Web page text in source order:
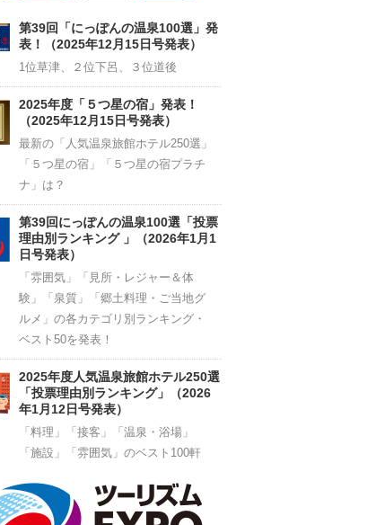
Channel
第39回「にっぽんの温泉100選」発
表！（2025年12月15日号発表）
1位草津、２位下呂、３位道後
2025年度「５つ星の宿」発表！
（2025年12月15日号発表）
最新の「人気温泉旅館ホテル250選」
「５つ星の宿」「５つ星の宿プラチ
ナ」は？
第39回にっぽんの温泉100選「投票
理由別ランキング 」（2026年1月1
日号発表）
「雰囲気」「見所・レジャー＆体
験」「泉質」「郷土料理・ご当地グ
ルメ」の各カテゴリ別ランキング・
ベスト50を発表！
2025年度人気温泉旅館ホテル250選
「投票理由別ランキング」（2026
年1月12日号発表）
「料理」「接客」「温泉・浴場」
「施設」「雰囲気」のベスト100軒